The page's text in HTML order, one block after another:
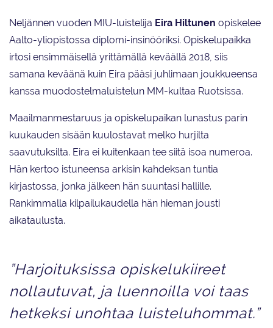
Neljännen vuoden MIU-luistelija Eira Hiltunen opiskelee
Aalto-yliopistossa diplomi-insinööriksi. Opiskelupaikka
irtosi ensimmäisellä yrittämällä keväällä 2018, siis
samana keväänä kuin Eira pääsi juhlimaan joukkueensa
kanssa muodostelmaluistelun MM-kultaa Ruotsissa.
Maailmanmestaruus ja opiskelupaikan lunastus parin
kuukauden sisään kuulostavat melko hurjilta
saavutuksilta. Eira ei kuitenkaan tee siitä isoa numeroa.
Hän kertoo istuneensa arkisin kahdeksan tuntia
kirjastossa, jonka jälkeen hän suuntasi hallille.
Rankimmalla kilpailukaudella hän hieman jousti
aikataulusta.
”Harjoituksissa opiskelukiireet
nollautuvat, ja luennoilla voi taas
hetkeksi unohtaa luisteluhommat.”